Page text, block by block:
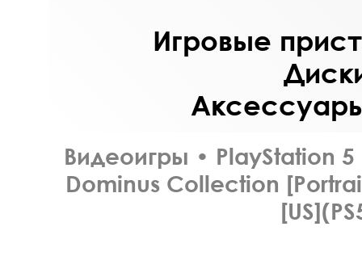
Игровые
Видеоигры • PlayStation 5
Dominus Collection